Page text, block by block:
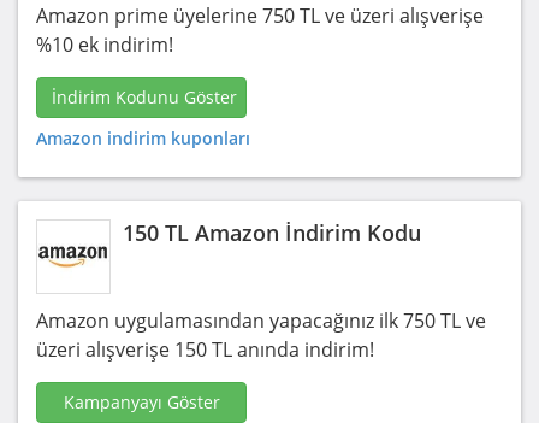
Amazon prime üyelerine 750 TL ve üzeri alışverişe
%10 ek indirim!
İndirim Kodunu Göster
Amazon indirim kuponları
150 TL Amazon İndirim Kodu
Amazon uygulamasından yapacağınız ilk 750 TL ve
üzeri alışverişe 150 TL anında indirim!
Kampanyayı Göster